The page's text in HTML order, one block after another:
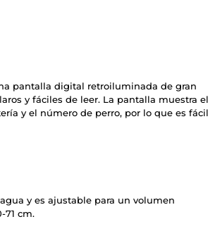
pantalla digital retroiluminada de gran
y fáciles de leer. La pantalla muestra el
y el número de perro, por lo que es fácil
y es ajustable para un volumen
71 cm.